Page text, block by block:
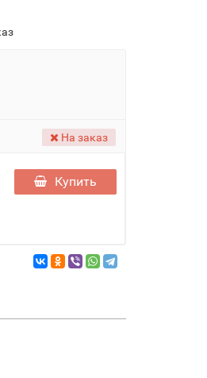
На заказ
Купить